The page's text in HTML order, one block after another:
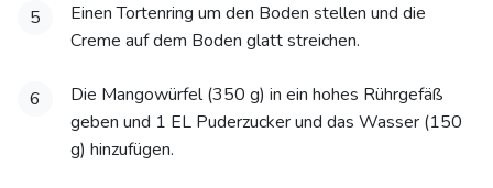
5
Einen Tortenring um den Boden stellen und die
Creme auf dem Boden glatt streichen.
6
Die Mangowürfel (350 g) in ein hohes Rührgefäß
geben und 1 EL Puderzucker und das Wasser (150
g) hinzufügen.